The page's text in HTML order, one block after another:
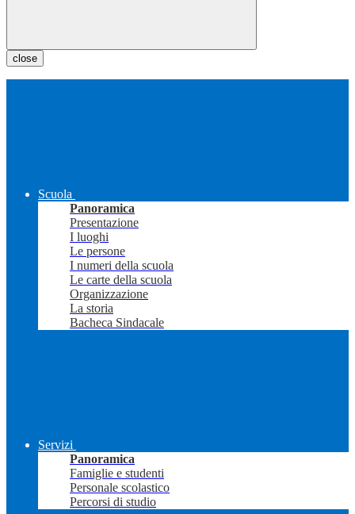
close
Scuola
Panoramica
Presentazione
I luoghi
Le persone
I numeri della scuola
Le carte della scuola
Organizzazione
La storia
Bacheca Sindacale
Servizi
Panoramica
Famiglie e studenti
Personale scolastico
Percorsi di studio